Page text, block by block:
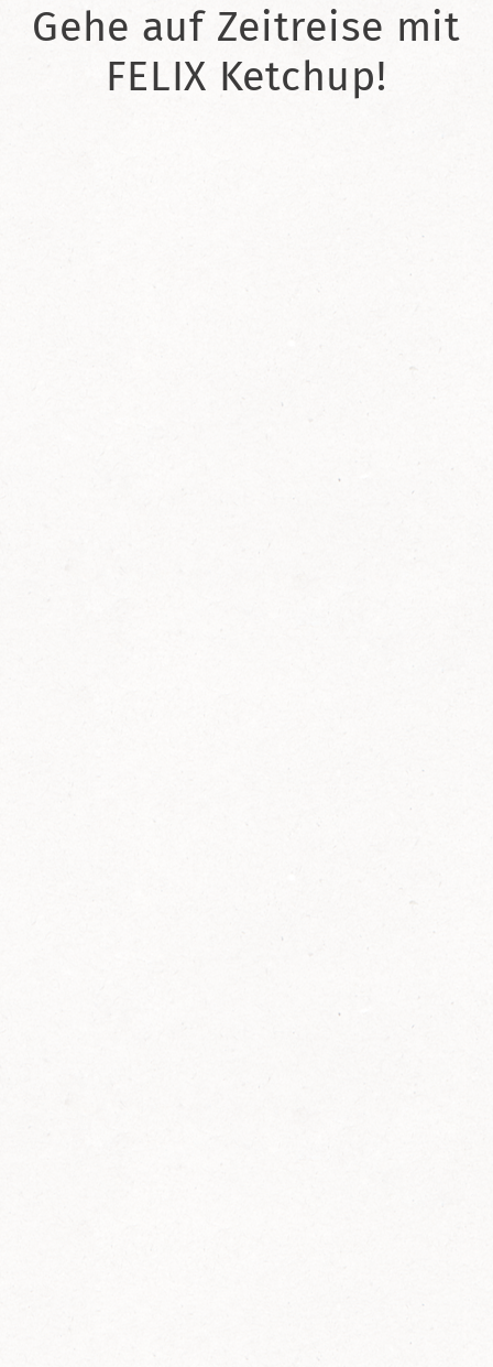
Gehe auf Zeitreise mit
FELIX Ketchup!